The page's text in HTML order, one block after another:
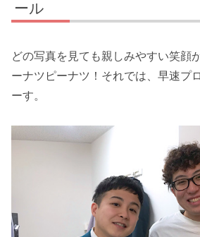
ール
どの写真を見ても親しみやすい笑顔
ーナツピーナツ！それでは、早速プ
ーす。